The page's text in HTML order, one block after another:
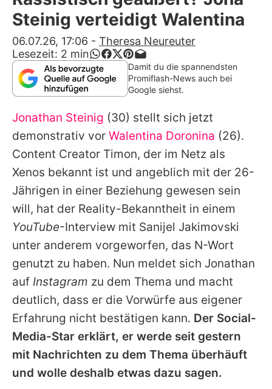
Alle Themen auf Promiflash
Jobs
App runterladen
Team
Redaktionelle Richtlinien
Impressum
Datenschutzerklärung
Nutzungsbedingungen
Utiq verwalten
Steinig verteidigt Walentina
06.07.26, 17:06 - Theresa Neureuter
Lesezeit: 2 min
Damit du die spannendsten
Promiflash-News auch bei
Google siehst.
Jonathan Steinig (30) stellt sich jetzt
demonstrativ vor Walentina Doronina (26).
Content Creator Timon, der im Netz als
Xenos bekannt ist und angeblich mit der 26-
Jährigen in einer Beziehung gewesen sein
will, hat der Reality-Bekanntheit in einem
YouTube-Interview mit Sanijel Jakimovski
unter anderem vorgeworfen, das N-Wort
genutzt zu haben. Nun meldet sich Jonathan
auf Instagram zu dem Thema und macht
deutlich, dass er die Vorwürfe aus eigener
Erfahrung nicht bestätigen kann. Der Social-
Media-Star erklärt, er werde seit gestern
mit Nachrichten zu dem Thema überhäuft
und wolle deshalb etwas dazu sagen.